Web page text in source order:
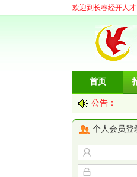
欢迎到长春经开人才
首页
公告：
个人会员登